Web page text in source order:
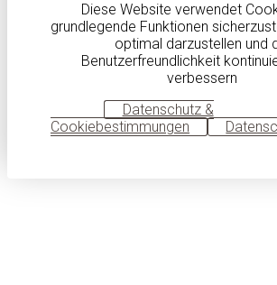
Diese Website verwendet
grundlegende Funktionen
optimal darzustellen und
Benutzerfreundlichkeit
verbessern
Datenschutz &
Cookiebestimmungen